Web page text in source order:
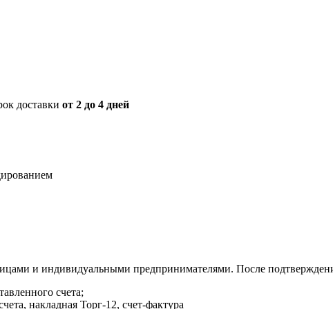
доставки от 2 до 4 дней
и индивидуальными предпринимателями. После
счета;
накладная Торг-12, счет-фактура